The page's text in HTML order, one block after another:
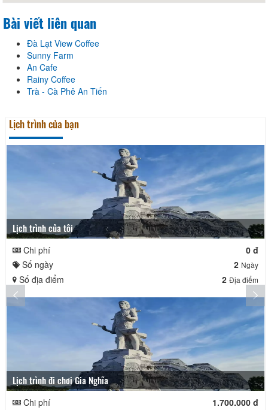
Bài viết liên quan
Đà Lạt View Coffee
Sunny Farm
An Cafe
Rainy Coffee
Trà - Cà Phê An Tiến
Lịch trình của bạn
Lịch trình của tôi
Chi phí
0 đ
Số ngày
2 Ngày
Số địa điểm 2 Địa điểm
Lịch trình đi chơi Gia Nghĩa
Chi phí
1.700.000 đ